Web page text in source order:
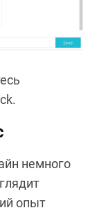
немного
опыт